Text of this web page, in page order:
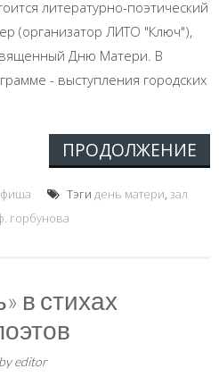
литературно-поэтический
(организатор ЛИТО "Ключ"),
Дню Матери. В
- выступления городских
ПРОДОЛЖЕНИЕ
Тэги день матери, зал
горбунова
в стихах
editor